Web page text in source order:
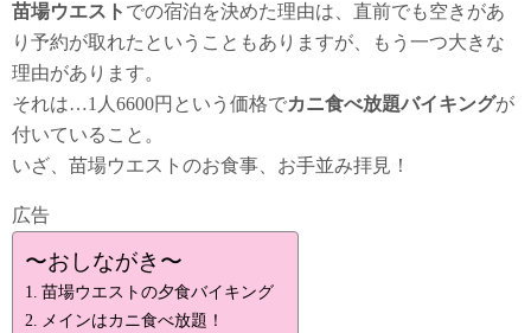
苗場ウエスト での宿泊を決めた理由は、直前でも空きがあ
り予約が取れたということもありますが、もう一つ大きな
理由があります。
それは…1人6600円という価格でカニ食べ放題バイキングが
付いていること。
いざ、苗場ウエストのお食事、お手並み拝見！
広告
〜おしながき〜
苗場ウエストの夕食バイキング
メインはカニ食べ放題！